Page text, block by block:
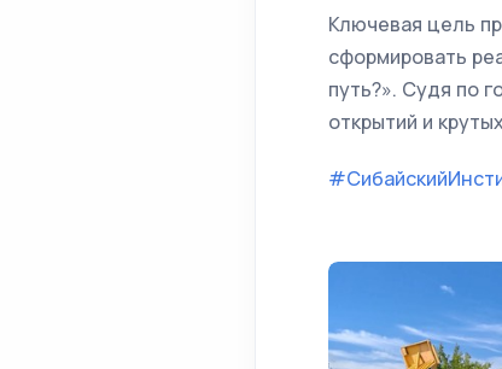
Ключевая цель
сформировать
путь?». Судя по
открытий и